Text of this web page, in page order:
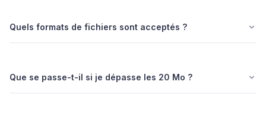
Quels formats de fichiers sont acceptés ?
Que se passe-t-il si je dépasse les 20 Mo ?